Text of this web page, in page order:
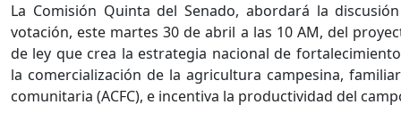
La Comisión Quinta del Senado, abordará la
votación, este martes 30 de abril a las 10 AM, del
de ley que crea la estrategia nacional de
la comercialización de la agricultura campesina,
comunitaria (ACFC), e incentiva la productividad del